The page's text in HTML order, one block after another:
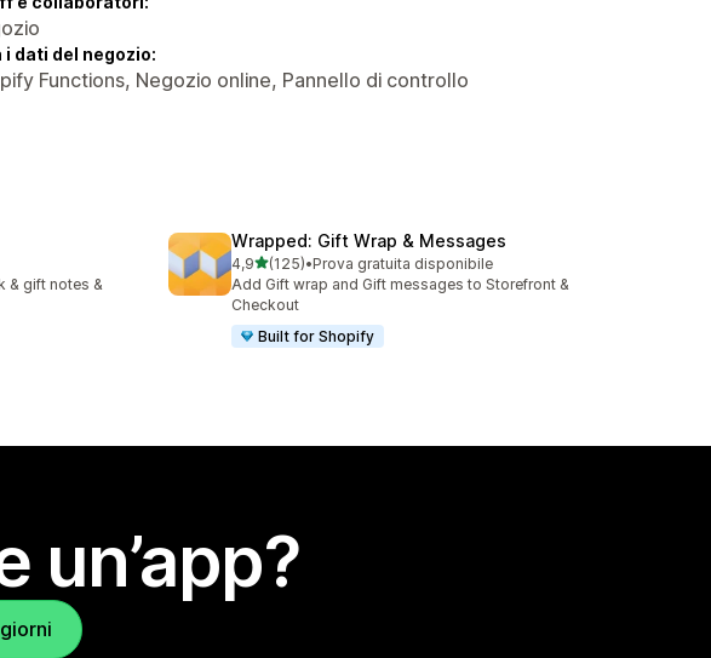
dati del negozio:
Functions, Negozio online, Pannello di controllo
& gift notes &
Wrapped: Gift Wrap & Messages
4,9stelle su 5
(125)
125 recensioni totali
•Prova gratuita disponibile
Add Gift wrap and Gift messages to Storefront &
Checkout
Built for Shopify
un’app?